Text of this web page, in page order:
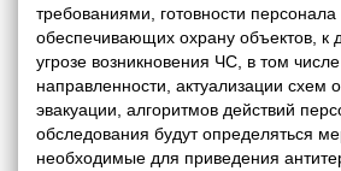
требованиями, готовности персонала
обеспечивающих охрану объектов, к
угрозе возникновения ЧС, в том
направленности, актуализации схем
эвакуации, алгоритмов действий
обследования будут определяться
необходимые для приведения